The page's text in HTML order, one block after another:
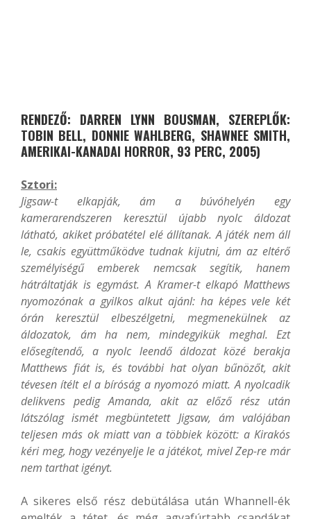
RENDEZŐ: DARREN LYNN BOUSMAN, SZEREPLŐK:
TOBIN BELL, DONNIE WAHLBERG, SHAWNEE SMITH,
AMERIKAI-KANADAI HORROR, 93 PERC, 2005)
Sztori:
Jigsaw-t elkapják, ám a búvóhelyén egy
kamerarendszeren keresztül újabb nyolc áldozat
látható, akiket próbatétel elé állítanak. A játék nem áll
le, csakis együttműködve tudnak kijutni, ám az eltérő
személyiségű emberek nemcsak segítik, hanem
hátráltatják is egymást. A Kramer-t elkapó Matthews
nyomozónak a gyilkos alkut ajánl: ha képes vele két
órán keresztül elbeszélgetni, megmenekülnek az
áldozatok, ám ha nem, mindegyikük meghal. Ezt
elősegítendő, a nyolc leendő áldozat közé berakja
Matthews fiát is, és további hat olyan bűnözőt, akit
tévesen ítélt el a bíróság a nyomozó miatt. A nyolcadik
delikvens pedig Amanda, akit az előző rész után
látszólag ismét megbüntetett Jigsaw, ám valójában
teljesen más ok miatt van a többiek között: a Kirakós
kéri meg, hogy vezényelje le a játékot, mivel Zep-re már
nem tarthat igényt.
A sikeres első rész debütálása után Whannell-ék